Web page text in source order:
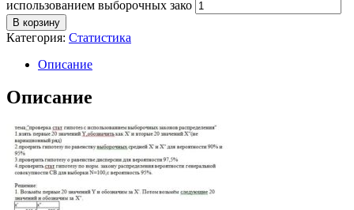
использованием выборочных зако
В корзину
Категория: Статистика
Описание
Описание